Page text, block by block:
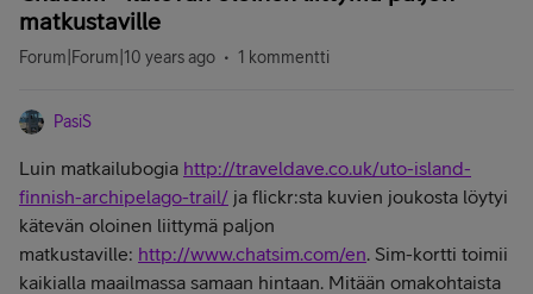
matkustaville
Forum|Forum|10 years ago 1 kommentti
PasiS
Luin matkailubogia http://traveldave.co.uk/uto-island-
finnish-archipelago-trail/ ja flickr:sta kuvien joukosta löytyi
kätevän oloinen liittymä paljon
matkustaville: http://www.chatsim.com/en. Sim-kortti toimii
kaikialla maailmassa samaan hintaan. Mitään omakohtaista